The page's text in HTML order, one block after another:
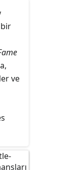
film
En
ve